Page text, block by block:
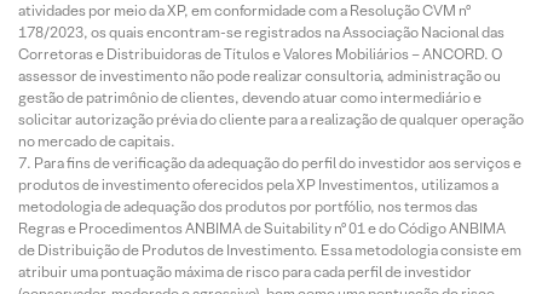
atividades por meio da XP, em conformidade com a Resolução CVM nº
178/2023, os quais encontram-se registrados na Associação Nacional das
Corretoras e Distribuidoras de Títulos e Valores Mobiliários – ANCORD. O
assessor de investimento não pode realizar consultoria, administração ou
gestão de patrimônio de clientes, devendo atuar como intermediário e
solicitar autorização prévia do cliente para a realização de qualquer operação
no mercado de capitais.
Para fins de verificação da adequação do perfil do investidor aos serviços e
produtos de investimento oferecidos pela XP Investimentos, utilizamos a
metodologia de adequação dos produtos por portfólio, nos termos das
Regras e Procedimentos ANBIMA de Suitability nº 01 e do Código ANBIMA
de Distribuição de Produtos de Investimento. Essa metodologia consiste em
atribuir uma pontuação máxima de risco para cada perfil de investidor